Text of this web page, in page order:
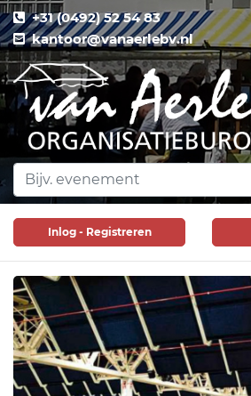
+31 (0492) 52 54 83
kantoor@vanaerlebv.nl
Inlog - Registreren